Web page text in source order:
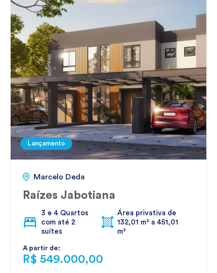
Lançamento
Marcelo Deda
Raízes Jabotiana
3 e 4 Quartos
com até 2
suítes
Área privativa de
132,01 m² a 451,01
m²
A partir de:
R$ 549.000,00